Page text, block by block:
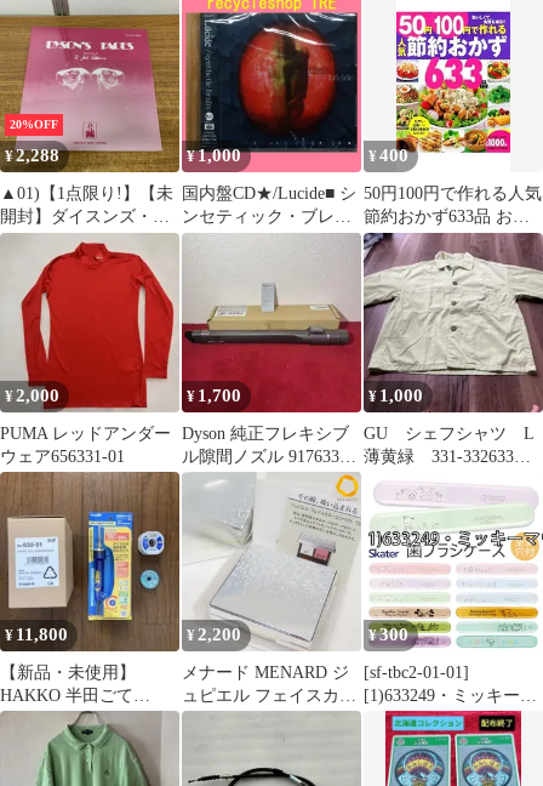
軽量 丸めて保管可能 日
本製 眠りを深くする 特
殊立体波形凹凸構造 通
気性 快眠サポート 西
川・HC29701633B
20%OFF
¥2,288
▲01)【1点限り!】【未
開封】ダイスンズ・フ
ェイシズ/Dyson's
Faces/US盤/米盤/LPレコ
ード/ソウル/DMC-SLP-
76331/A
¥1,000
国内盤CD★/Lucide■ シ
ンセティック・ブレイ
ン
33633】R50865
¥400
50円100円で作れる人気
節約おかず633品 おい
しくて、食費も減る!!
¥2,000
PUMA レッドアンダー
ウェア656331-01
¥ 1,700
Dyson 純正フレキシブ
ル隙間ノズル 917633-
01
¥ 1,000
GU シェフシャツ L
薄黄緑 331-332633
（12-01）
¥ 11,800
【新品・未使用】
HAKKO 半田ごて
FX600-02 コテ台 633-01
はんだ
¥2,200
メナード MENARD ジ
ュピエル フェイスカラ
ー コンパクト 13 チー
¥300
[sf-tbc2-01-01]
[1)633249・ミッキーマ
ウス]